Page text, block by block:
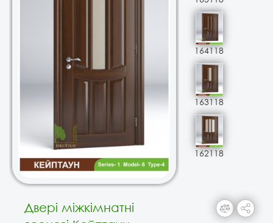
164118
163118
162118
Двері міжкімнатні